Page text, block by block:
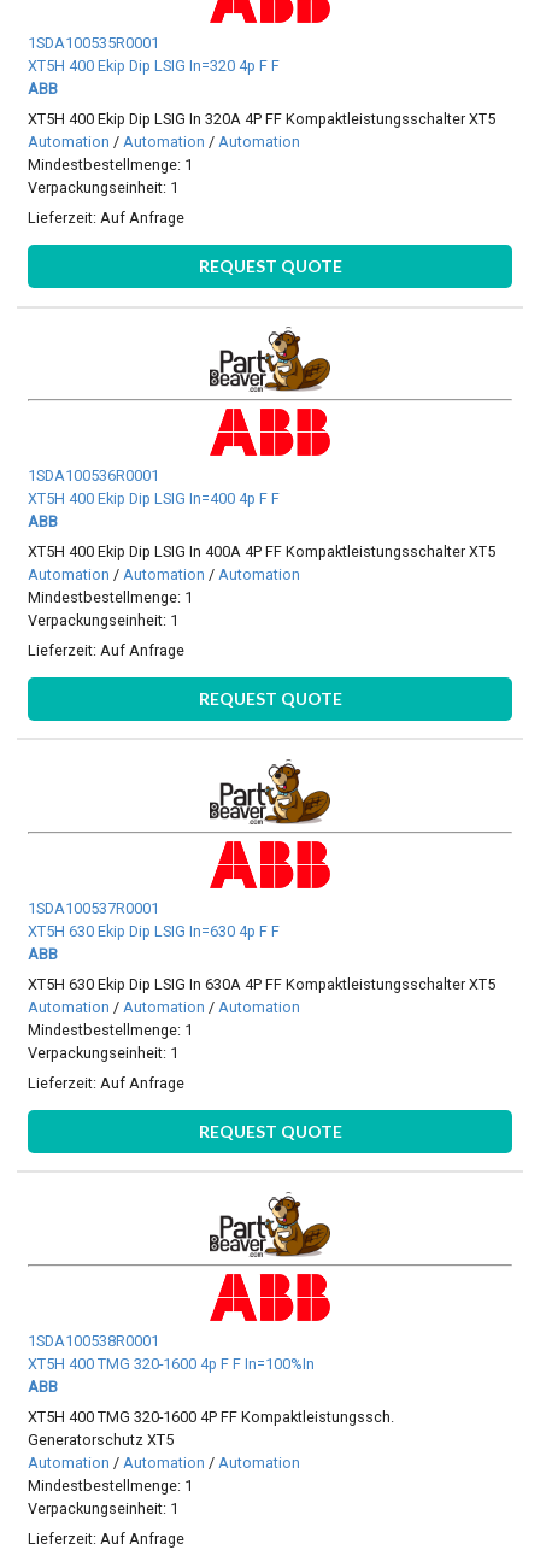
1SDA100535R0001
XT5H 400 Ekip Dip LSIG In=320 4p F F
ABB
XT5H 400 Ekip Dip LSIG In 320A 4P FF Kompaktleistungsschalter XT5
Automation / Automation / Automation
Mindestbestellmenge: 1
Verpackungseinheit: 1
Lieferzeit:Auf Anfrage
REQUEST QUOTE
1SDA100536R0001
XT5H 400 Ekip Dip LSIG In=400 4p F F
ABB
XT5H 400 Ekip Dip LSIG In 400A 4P FF Kompaktleistungsschalter XT5
Automation / Automation / Automation
Mindestbestellmenge: 1
Verpackungseinheit: 1
Lieferzeit:Auf Anfrage
REQUEST QUOTE
1SDA100537R0001
XT5H 630 Ekip Dip LSIG In=630 4p F F
ABB
XT5H 630 Ekip Dip LSIG In 630A 4P FF Kompaktleistungsschalter XT5
Automation / Automation / Automation
Mindestbestellmenge: 1
Verpackungseinheit: 1
Lieferzeit:Auf Anfrage
REQUEST QUOTE
1SDA100538R0001
XT5H 400 TMG 320-1600 4p F F In=100%In
ABB
XT5H 400 TMG 320-1600 4P FF Kompaktleistungssch.
Generatorschutz XT5
Automation / Automation / Automation
Mindestbestellmenge: 1
Verpackungseinheit: 1
Lieferzeit:Auf Anfrage